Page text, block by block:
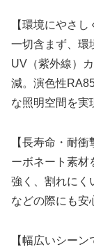
【環境にやさ
一切含まず、環
UV（紫外線）
減。演色性
な照明空間を実
【長寿命・耐
ーボネート素材
強く、割れにく
などの際にも安
【幅広いシー